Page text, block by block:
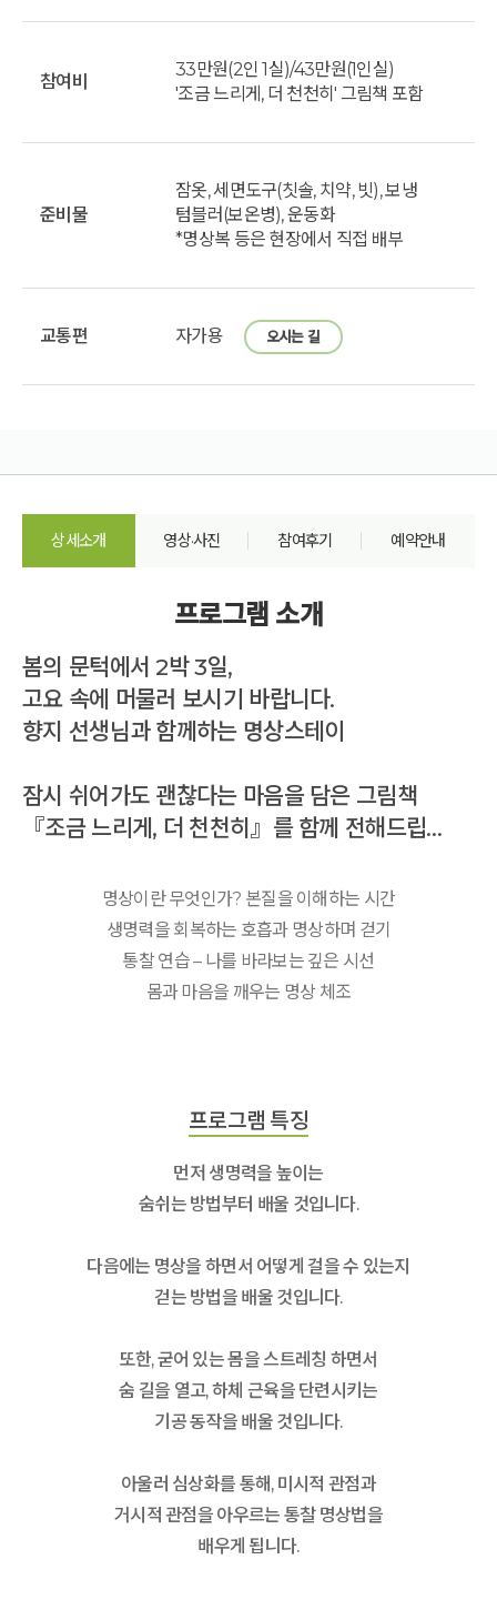
참여비
33만원(2인 1실)/43만원(1인실)
'조금 느리게, 더 천천히' 그림책 포함
준비물
잠옷, 세면도구(칫솔, 치약, 빗), 보냉
텀블러(보온병), 운동화
*명상복 등은 현장에서 직접 배부
교통편 자가용 오시는 길
상세소개 영상·사진 참여후기 예약안내
프로그램 소개
봄의 문턱에서 2박 3일,
고요 속에 머물러 보시기 바랍니다.
향지 선생님과 함께하는 명상스테이
잠시 쉬어가도 괜찮다는 마음을 담은 그림책
『조금 느리게, 더 천천히』를 함께 전해드립니다.
명상이란 무엇인가? 본질을 이해하는 시간
생명력을 회복하는 호흡과 명상하며 걷기
통찰 연습 – 나를 바라보는 깊은 시선
몸과 마음을 깨우는 명상 체조
프로그램 특징
먼저 생명력을 높이는
숨쉬는 방법부터 배울 것입니다.
다음에는 명상을 하면서 어떻게 걸을 수 있는지
걷는 방법을 배울 것입니다.
또한, 굳어 있는 몸을 스트레칭 하면서
숨 길을 열고, 하체 근육을 단련시키는
기공 동작을 배울 것입니다.
아울러 심상화를 통해, 미시적 관점과
거시적 관점을 아우르는 통찰 명상법을
배우게 됩니다.